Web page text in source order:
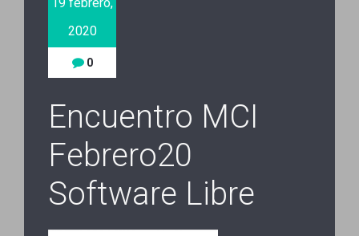
19 febrero,
2020
0
Encuentro MCI
Febrero20
Software Libre